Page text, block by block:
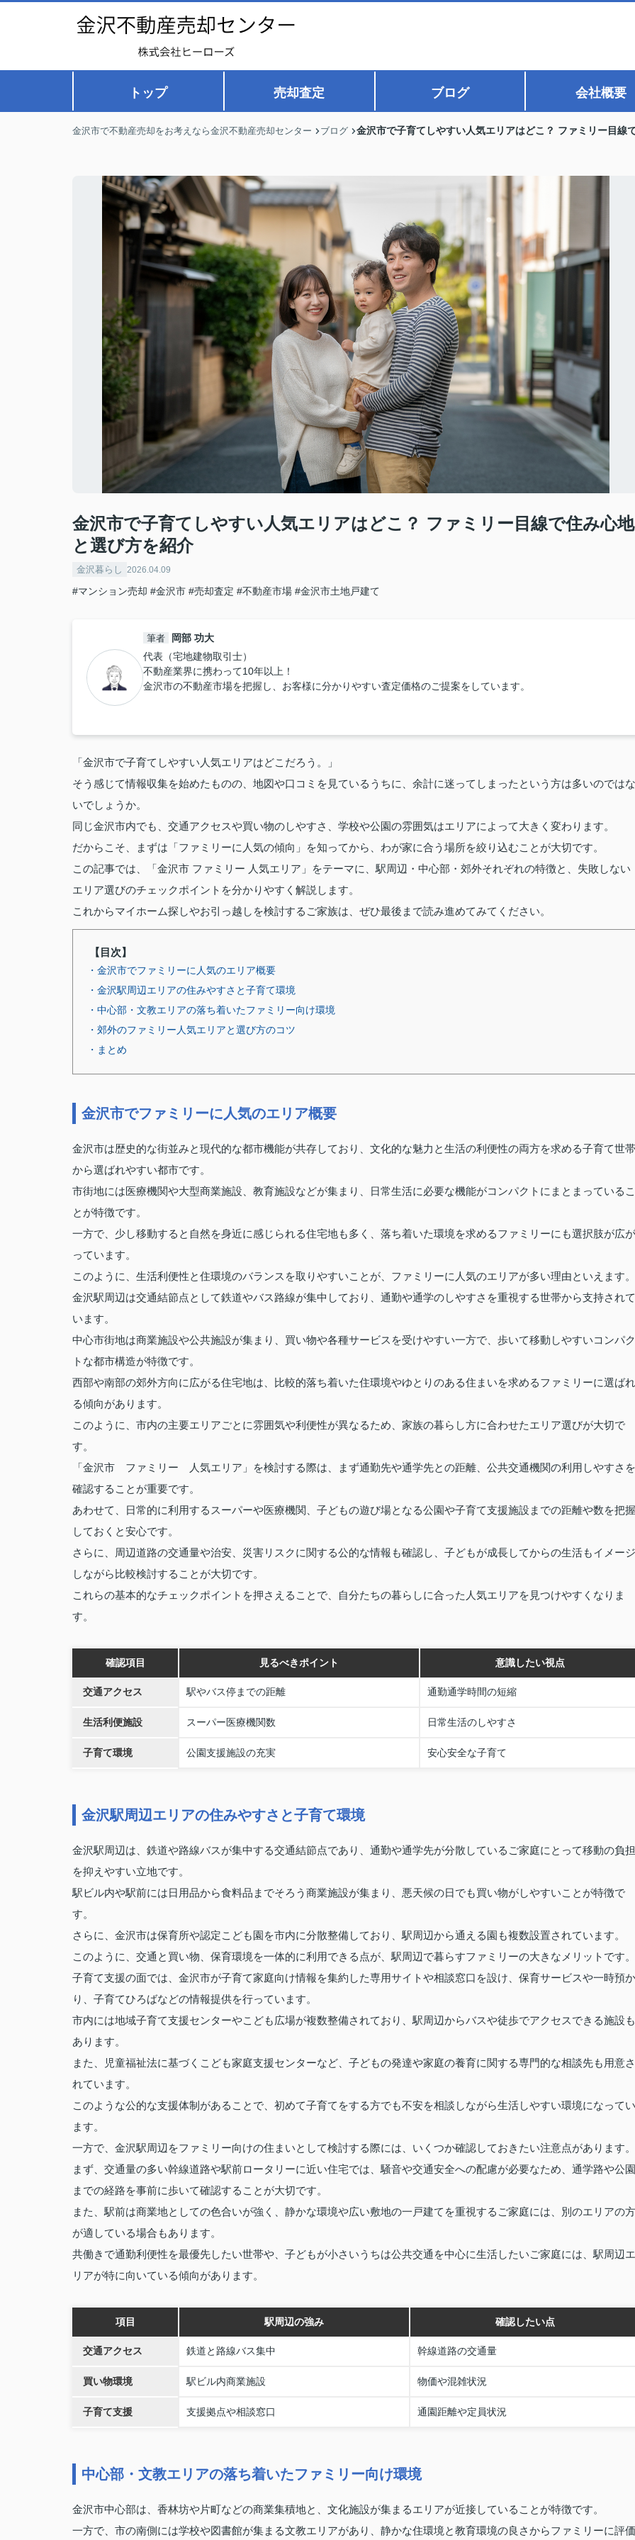
トップ 売却査定 ブログ 会社概要
金沢市で不動産売却をお考えなら金沢不動産売却センター ブログ 金沢市で子育てしやすい人気エリアはどこ？ ファミリー目線
金沢市で子育てしやすい人気エリアはどこ？ ファミリー目線で住み心地
と選び方を紹介
金沢暮らし 2026.04.09
#マンション売却 #金沢市 #売却査定 #不動産市場 #金沢市土地戸建て
筆者
岡部 功大
代表（宅地建物取引士）
不動産業界に携わって10年以上！
金沢市の不動産市場を把握し、お客様に分かりやすい査定価格のご提案をしています。
「金沢市で子育てしやすい人気エリアはどこだろう。」
そう感じて情報収集を始めたものの、地図や口コミを見ているうちに、余計に迷ってしまったという方は多いのではな
いでしょうか。
同じ金沢市内でも、交通アクセスや買い物のしやすさ、学校や公園の雰囲気はエリアによって大きく変わります。
だからこそ、まずは「ファミリーに人気の傾向」を知ってから、わが家に合う場所を絞り込むことが大切です。
この記事では、「金沢市 ファミリー 人気エリア」をテーマに、駅周辺・中心部・郊外それぞれの特徴と、失敗しない
エリア選びのチェックポイントを分かりやすく解説します。
これからマイホーム探しやお引っ越しを検討するご家族は、ぜひ最後まで読み進めてみてください。
【目次】
・金沢市でファミリーに人気のエリア概要
・金沢駅周辺エリアの住みやすさと子育て環境
・中心部・文教エリアの落ち着いたファミリー向け環境
・郊外のファミリー人気エリアと選び方のコツ
・まとめ
金沢市でファミリーに人気のエリア概要
金沢市は歴史的な街並みと現代的な都市機能が共存しており、文化的な魅力と生活の利便性の両方を求める子育て世帯
から選ばれやすい都市です。
市街地には医療機関や大型商業施設、教育施設などが集まり、日常生活に必要な機能がコンパクトにまとまっているこ
とが特徴です。
一方で、少し移動すると自然を身近に感じられる住宅地も多く、落ち着いた環境を求めるファミリーにも選択肢が広が
っています。
このように、生活利便性と住環境のバランスを取りやすいことが、ファミリーに人気のエリアが多い理由といえます。
金沢駅周辺は交通結節点として鉄道やバス路線が集中しており、通勤や通学のしやすさを重視する世帯から支持されて
います。
中心市街地は商業施設や公共施設が集まり、買い物や各種サービスを受けやすい一方で、歩いて移動しやすいコンパク
トな都市構造が特徴です。
西部や南部の郊外方向に広がる住宅地は、比較的落ち着いた住環境やゆとりのある住まいを求めるファミリーに選ばれ
る傾向があります。
このように、市内の主要エリアごとに雰囲気や利便性が異なるため、家族の暮らし方に合わせたエリア選びが大切で
す。
「金沢市 ファミリー 人気エリア」を検討する際は、まず通勤先や通学先との距離、公共交通機関の利用しやすさを
確認することが重要です。
あわせて、日常的に利用するスーパーや医療機関、子どもの遊び場となる公園や子育て支援施設までの距離や数を把握
しておくと安心です。
さらに、周辺道路の交通量や治安、災害リスクに関する公的な情報も確認し、子どもが成長してからの生活もイメージ
しながら比較検討することが大切です。
これらの基本的なチェックポイントを押さえることで、自分たちの暮らしに合った人気エリアを見つけやすくなりま
す。
確認項目 見るべきポイント 意識したい視点
交通アクセス 駅やバス停までの距離 通勤通学時間の短縮
生活利便施設 スーパー医療機関数 日常生活のしやすさ
子育て環境 公園支援施設の充実 安心安全な子育て
金沢駅周辺エリアの住みやすさと子育て環境
金沢駅周辺は、鉄道や路線バスが集中する交通結節点であり、通勤や通学先が分散しているご家庭にとって移動の負担
を抑えやすい立地です。
駅ビル内や駅前には日用品から食料品までそろう商業施設が集まり、悪天候の日でも買い物がしやすいことが特徴で
す。
さらに、金沢市は保育所や認定こども園を市内に分散整備しており、駅周辺から通える園も複数設置されています。
このように、交通と買い物、保育環境を一体的に利用できる点が、駅周辺で暮らすファミリーの大きなメリットです。
子育て支援の面では、金沢市が子育て家庭向け情報を集約した専用サイトや相談窓口を設け、保育サービスや一時預か
り、子育てひろばなどの情報提供を行っています。
市内には地域子育て支援センターやこども広場が複数整備されており、駅周辺からバスや徒歩でアクセスできる施設も
あります。
また、児童福祉法に基づくこども家庭支援センターなど、子どもの発達や家庭の養育に関する専門的な相談先も用意さ
れています。
このような公的な支援体制があることで、初めて子育てをする方でも不安を相談しながら生活しやすい環境になってい
ます。
一方で、金沢駅周辺をファミリー向けの住まいとして検討する際には、いくつか確認しておきたい注意点があります。
まず、交通量の多い幹線道路や駅前ロータリーに近い住宅では、騒音や交通安全への配慮が必要なため、通学路や公園
までの経路を事前に歩いて確認することが大切です。
また、駅前は商業地としての色合いが強く、静かな環境や広い敷地の一戸建てを重視するご家庭には、別のエリアの方
が適している場合もあります。
共働きで通勤利便性を最優先したい世帯や、子どもが小さいうちは公共交通を中心に生活したいご家庭には、駅周辺エ
リアが特に向いている傾向があります。
項目 駅周辺の強み 確認したい点
交通アクセス 鉄道と路線バス集中 幹線道路の交通量
買い物環境 駅ビル内商業施設 物価や混雑状況
子育て支援 支援拠点や相談窓口 通園距離や定員状況
中心部・文教エリアの落ち着いたファミリー向け環境
金沢市中心部は、香林坊や片町などの商業集積地と、文化施設が集まるエリアが近接していることが特徴です。
一方で、市の南側には学校や図書館が集まる文教エリアがあり、静かな住環境と教育環境の良さからファミリーに評価